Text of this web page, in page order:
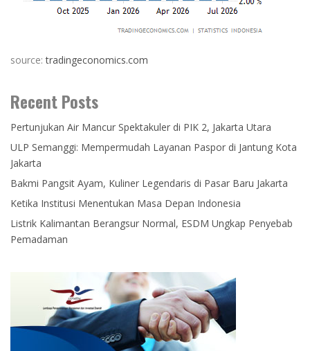
source:tradingeconomics.com
Recent Posts
Pertunjukan Air Mancur Spektakuler di PIK 2, Jakarta Utara
ULP Semanggi: Mempermudah Layanan Paspor di Jantung Kota
Jakarta
Bakmi Pangsit Ayam, Kuliner Legendaris di Pasar Baru Jakarta
Ketika Institusi Menentukan Masa Depan Indonesia
Listrik Kalimantan Berangsur Normal, ESDM Ungkap Penyebab
Pemadaman